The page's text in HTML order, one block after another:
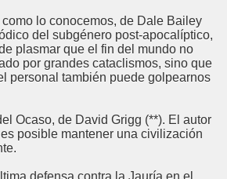
lo conocemos, de Dale Bailey
del subgénero post-apocalíptico,
plasmar que el fin del mundo no
por grandes cataclismos, sino que
personal también puede golpearnos
Ocaso, de David Grigg (**). El autor
posible mantener una civilización
defensa contra la Jauría en el